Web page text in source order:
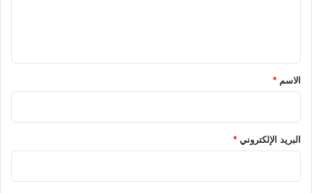
*الاسم *
البريد الإلكتروني *